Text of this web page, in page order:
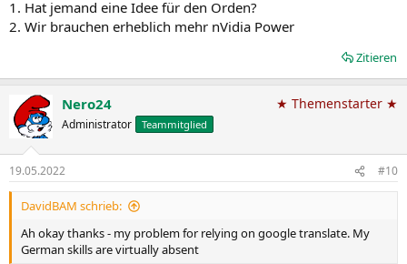
1. Hat jemand eine Idee für den Orden?
2. Wir brauchen erheblich mehr nVidia Power
Zitieren
Nero24
Administrator Teammitglied
★ Themenstarter ★
19.05.2022 #10
DavidBAM schrieb:
Ah okay thanks - my problem for relying on google translate. My
German skills are virtually absent